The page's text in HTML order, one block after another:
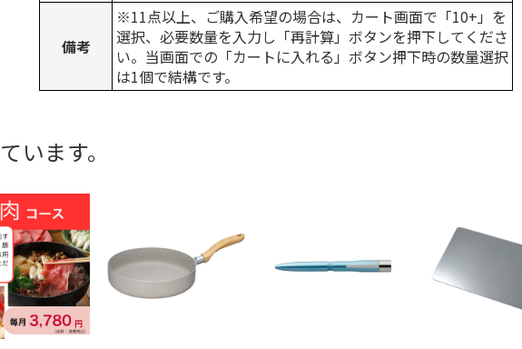
備考
※11点以上、ご購入希望の場合は、カート画面で「10+」を
選択、必要数量を入力し「再計算」ボタンを押下してくださ
い。当画面での「カートに入れる」ボタン押下時の数量選択
は1個で結構です。
います。